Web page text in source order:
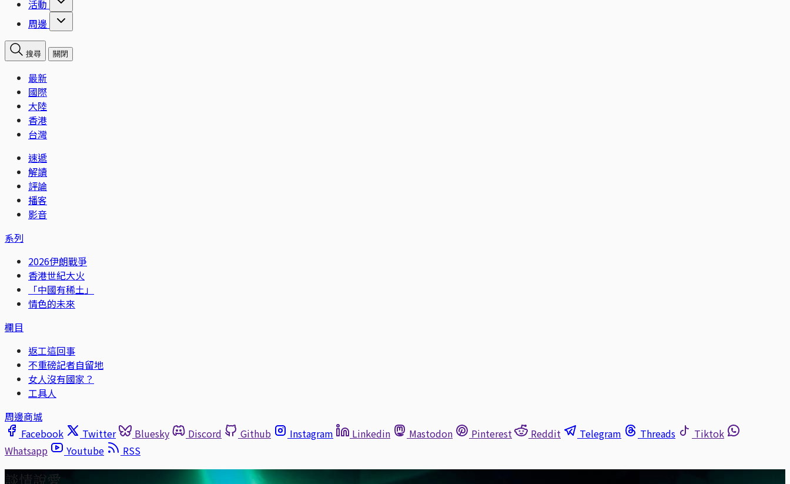
活動
周邊
搜尋 關閉
最新
國際
大陸
香港
台灣
速遞
解讀
評論
播客
影音
系列
2026伊朗戰爭
香港世紀大火
「中國有稀土」
情色的未來
欄目
返工這回事
不重磅記者自留地
女人沒有國家？
工具人
周邊商城
Facebook
Twitter Bluesky Discord Github Instagram Linkedin Mastodon Pinterest Reddit Telegram Threads
Tiktok
Whatsapp
Youtube RSS
談情說愛